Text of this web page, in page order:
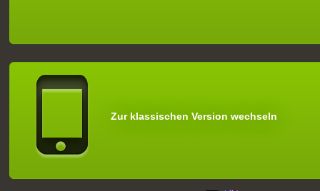
Zur klassischen Version wechseln